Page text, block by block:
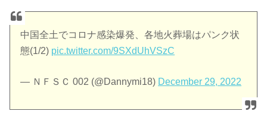
中国全土でコロナ感染爆発、各地火葬場はパンク状
態(1/2) pic.twitter.com/9SXdUhVSzC
— ＮＦＳＣ 002 (@Dannymi18) December 29, 2022